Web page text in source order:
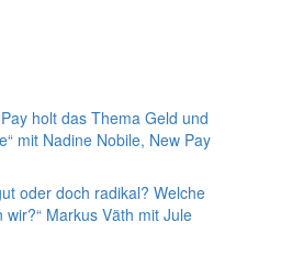
holt das Thema Geld und
mit Nadine Nobile, New Pay
oder doch radikal? Welche
Markus Väth mit Jule